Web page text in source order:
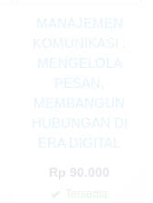
MANAJEMEN
KOMUNIKASI :
MENGELOLA
PESAN,
MEMBANGUN
HUBUNGAN DI
ERA DIGITAL
Rp 90.000
Tersedia